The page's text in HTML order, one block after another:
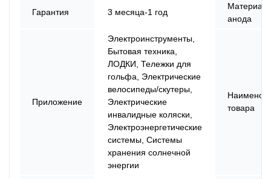
Гарантия 3 месяца-1 год
Материал
анода
Приложение
Электроинструменты,
Бытовая техника,
ЛОДКИ, Тележки для
гольфа, Электрические
велосипеды/скутеры,
Электрические
инвалидные коляски,
Электроэнергетические
системы, Системы
хранения солнечной
энергии
товара